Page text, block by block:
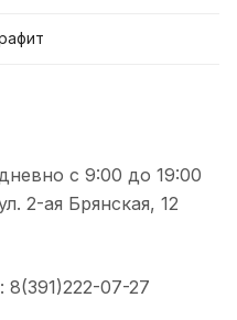
с 9:00 до 19:00
2-ая Брянская, 12
07-27